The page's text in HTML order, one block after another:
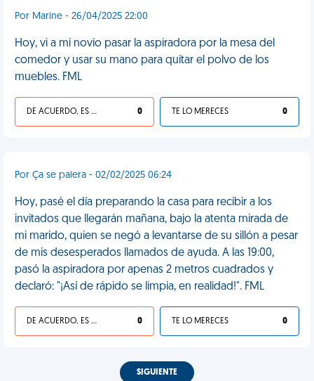
Por Marine - 26/04/2025 22:00
Hoy, vi a mi novio pasar la aspiradora por la mesa del
comedor y usar su mano para quitar el polvo de los
muebles. FML
DE ACUERDO, ES UNA VIDA HP 0 TE LO MERECES 0
Por Ça se paiera - 02/02/2025 06:24
Hoy, pasé el día preparando la casa para recibir a los
invitados que llegarán mañana, bajo la atenta mirada de
mi marido, quien se negó a levantarse de su sillón a pesar
de mis desesperados llamados de ayuda. A las 19:00,
pasó la aspiradora por apenas 2 metros cuadrados y
declaró: "¡Así de rápido se limpia, en realidad!". FML
DE ACUERDO, ES UNA VIDA HP 0 TE LO MERECES 0
SIGUIENTE